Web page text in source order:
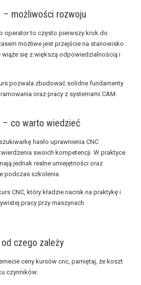
– możliwości rozwoju
operator to często pierwszy krok do
możliwe jest przejście na stanowisko
wiąże się z większą odpowiedzialnością i
pozwala zbudować solidne fundamenty
oraz pracy z systemami CAM.
– co warto wiedzieć
hasło uprawnienia CNC
swoich kompetencji. W praktyce
jednak realne umiejętności oraz
podczas szkolenia.
CNC, który kładzie nacisk na praktykę i
pracy przy maszynach
czego zależy
ceny kursów cnc, pamiętaj, że koszt
czynników: